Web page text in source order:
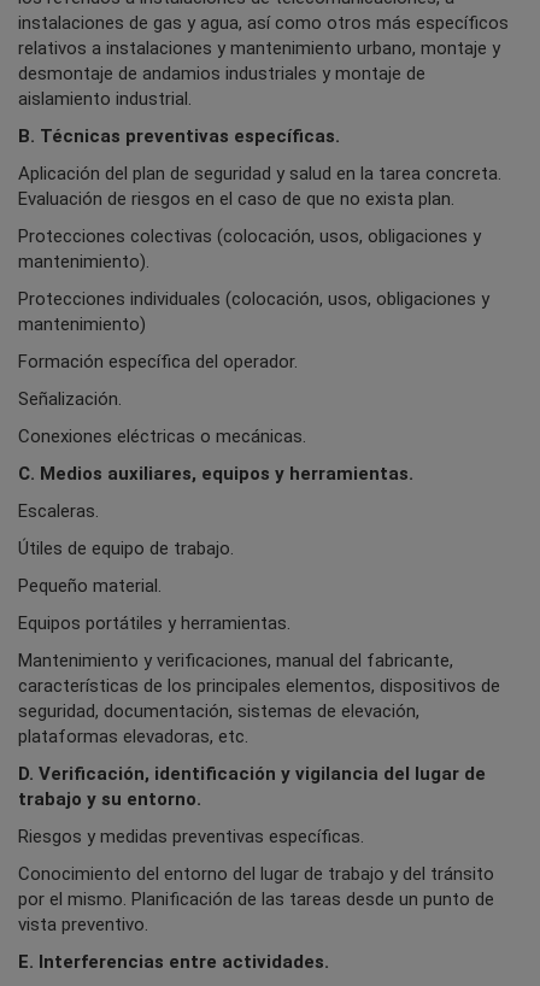
instalaciones de gas y agua, así como otros más específicos
relativos a instalaciones y mantenimiento urbano, montaje y
desmontaje de andamios industriales y montaje de
aislamiento industrial.
B. Técnicas preventivas específicas.
Aplicación del plan de seguridad y salud en la tarea concreta.
Evaluación de riesgos en el caso de que no exista plan.
Protecciones colectivas (colocación, usos, obligaciones y
mantenimiento).
Protecciones individuales (colocación, usos, obligaciones y
mantenimiento)
Formación específica del operador.
Señalización.
Conexiones eléctricas o mecánicas.
C. Medios auxiliares, equipos y herramientas.
Escaleras.
Útiles de equipo de trabajo.
Pequeño material.
Equipos portátiles y herramientas.
Mantenimiento y verificaciones, manual del fabricante,
características de los principales elementos, dispositivos de
seguridad, documentación, sistemas de elevación,
plataformas elevadoras, etc.
D. Verificación, identificación y vigilancia del lugar de
trabajo y su entorno.
Riesgos y medidas preventivas específicas.
Conocimiento del entorno del lugar de trabajo y del tránsito
por el mismo. Planificación de las tareas desde un punto de
vista preventivo.
E. Interferencias entre actividades.